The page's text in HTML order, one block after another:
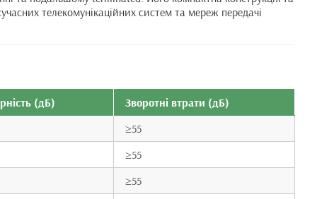
телекомунікаційних систем та мереж передачі
(дБ)
Зворотні втрати (дБ)
≥55
≥55
≥55